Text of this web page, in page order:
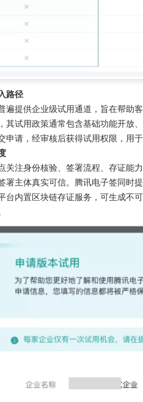
路径
遍提供企业级试用通道，旨在帮助
其试用政策通常包含基础功能开放
申请，经审核后获得试用权限，用
关注身份核验、签署流程、存证能
署主体真实可信。腾讯电子签同时
台内置区块链存证服务，可生成不